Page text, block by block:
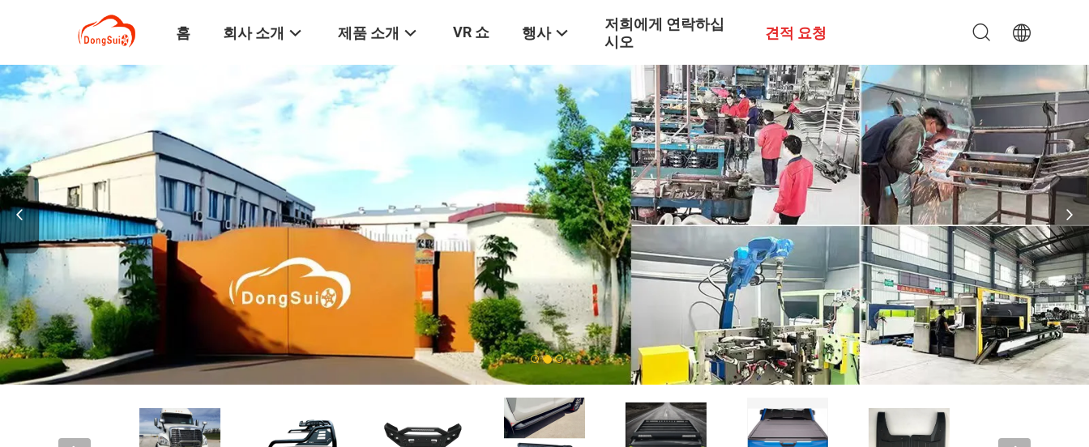
홈 회사 소개 제품 소개 VR 쇼 행사
저희에게 연락하십
시오
견적 요청
1 2 3